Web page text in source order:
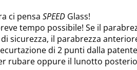
ci pensa SPEED Glass!
tempo possibile! Se il
sicurezza, il parabrezza
di 2 punti dalla
rubare oppure il lunotto